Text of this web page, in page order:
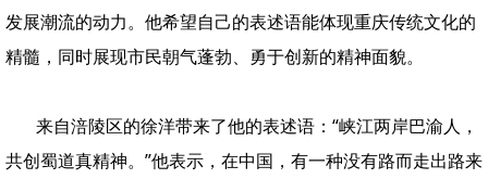
发展潮流的动力。他希望自己的表述语能体现重庆传统文化的
精髓，同时展现市民朝气蓬勃、勇于创新的精神面貌。
来自涪陵区的徐洋带来了他的表述语：“峡江两岸巴渝人，
共创蜀道真精神。”他表示，在中国，有一种没有路而走出路来